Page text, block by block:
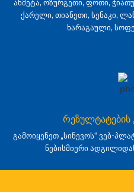
ახმეტა, ოზურგეთი, ფოთი,
ქარელი, თიანეთი, სენაკი,
ხარაგაული,
რეზულტატების
გამოიყენეთ „სინევოს“ ვებ-
ნებისმიერი